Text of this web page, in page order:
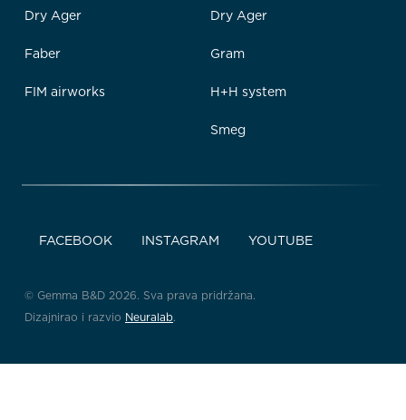
Dry Ager
Faber
FIM airworks
Dry Ager
Gram
H+H system
Smeg
FACEBOOK INSTAGRAM YOUTUBE
© Gemma B&D 2026. Sva prava pridržana.
Dizajnirao i razvio Neuralab.